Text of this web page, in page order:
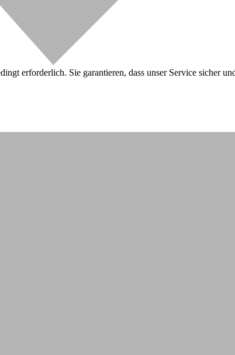
erforderlich. Sie garantieren, dass unser Service sicher